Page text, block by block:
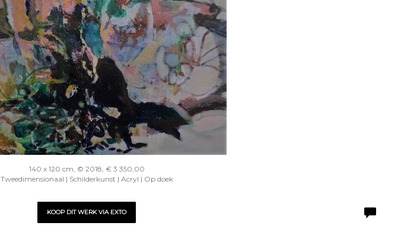
140 x 120 cm, © 2018, € 3 350,00
Tweedimensionaal | Schilderkunst | Acryl | Op doek
KOOP DIT WERK VIA EXTO